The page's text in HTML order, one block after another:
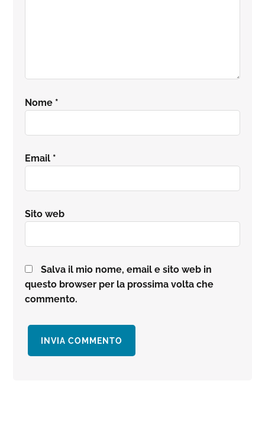
Nome *
Email *
Sito web
Salva il mio nome, email e sito web in
questo browser per la prossima volta che
commento.